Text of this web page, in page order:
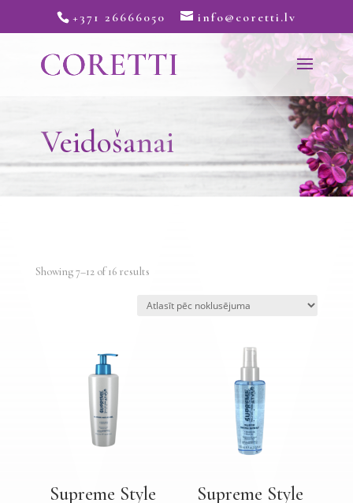
+371 26666050 info@coretti.lv
Veidošanai
Showing 7–12 of 16 results
Supreme Style
Supreme Style